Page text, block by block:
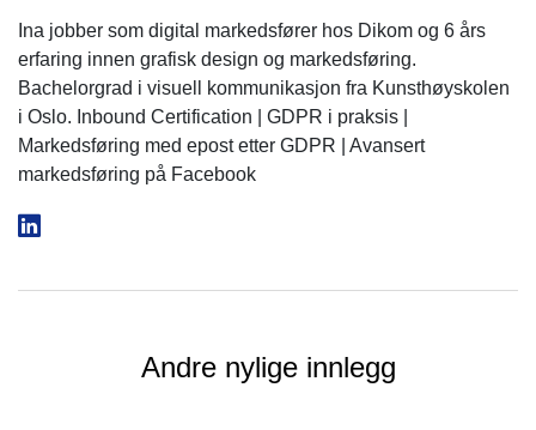
Ina jobber som digital markedsfører hos Dikom og 6 års
erfaring innen grafisk design og markedsføring.
Bachelorgrad i visuell kommunikasjon fra Kunsthøyskolen
i Oslo. Inbound Certification | GDPR i praksis |
Markedsføring med epost etter GDPR | Avansert
markedsføring på Facebook
Andre nylige innlegg